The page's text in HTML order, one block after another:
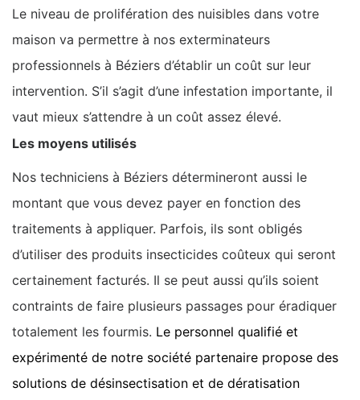
Le niveau de prolifération des nuisibles dans votre
maison va permettre à nos exterminateurs
professionnels à Béziers d’établir un coût sur leur
intervention. S’il s’agit d’une infestation importante, il
vaut mieux s’attendre à un coût assez élevé.
Les moyens utilisés
Nos techniciens à Béziers détermineront aussi le
montant que vous devez payer en fonction des
traitements à appliquer. Parfois, ils sont obligés
d’utiliser des produits insecticides coûteux qui seront
certainement facturés. Il se peut aussi qu’ils soient
contraints de faire plusieurs passages pour éradiquer
totalement les fourmis. Le personnel qualifié et
expérimenté de notre société partenaire propose des
solutions de désinsectisation et de dératisation